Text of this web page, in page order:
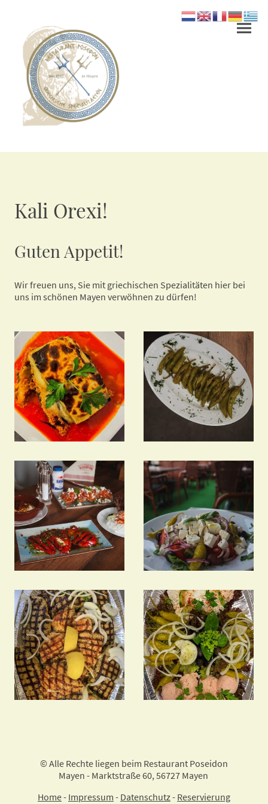
Kali Orexi!
Guten Appetit!
Wir freuen uns, Sie mit griechischen Spezialitäten hier bei
uns im schönen Mayen verwöhnen zu dürfen!
© Alle Rechte liegen beim Restaurant Poseidon
Mayen - Marktstraße 60, 56727 Mayen
Home- Impressum - Datenschutz- Reservierung